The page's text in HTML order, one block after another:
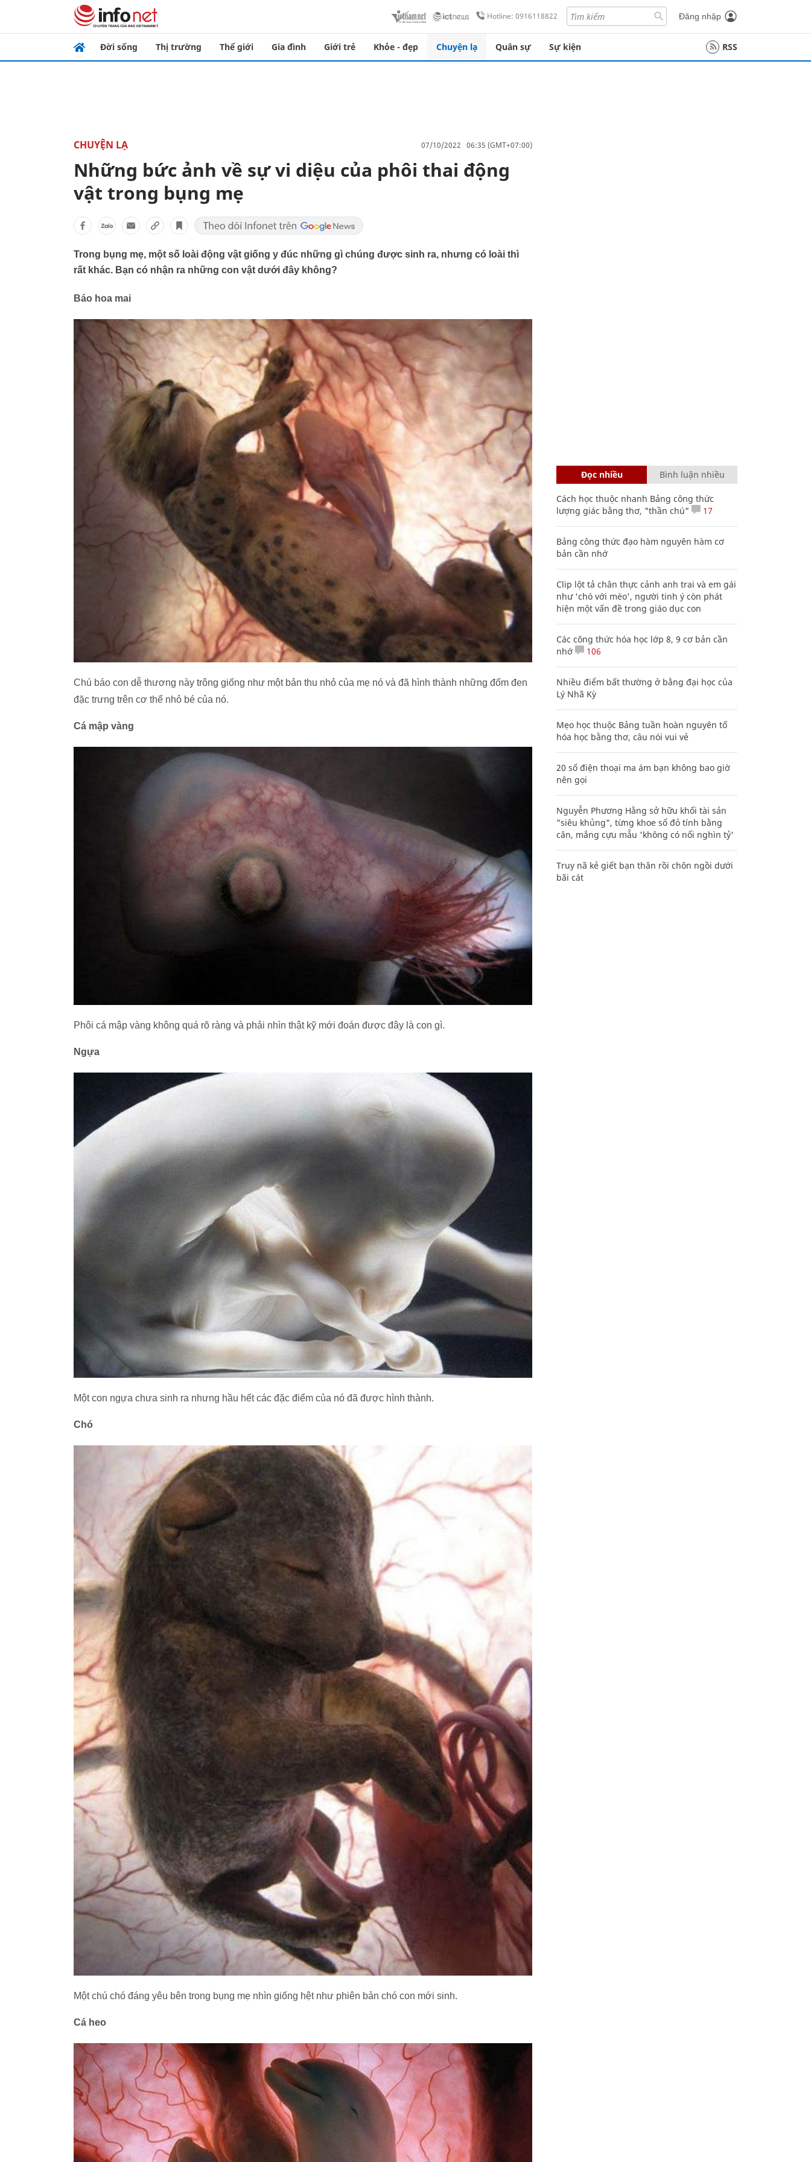
Hotline: 0916118822 Đăng nhập
Đời sống Thị trường Thế giới Gia đình Giới trẻ Khỏe - đẹp Chuyện lạ Quân sự Sự kiện RSS
CHUYỆN LẠ 07/10/2022 06:35 (GMT+07:00)
Những bức ảnh về sự vi diệu của phôi thai động
vật trong bụng mẹ
Trong bụng mẹ, một số loài động vật giống y đúc những gì chúng được sinh ra, nhưng có loài thì
rất khác. Bạn có nhận ra những con vật dưới đây không?
Báo hoa mai
Chú báo con dễ thương này trông giống như một bản thu nhỏ của mẹ nó và đã hình thành những đốm đen
đặc trưng trên cơ thể nhỏ bé của nó.
Cá mập vàng
Phôi cá mập vàng không quá rõ ràng và phải nhìn thật kỹ mới đoán được đây là con gì.
Ngựa
Một con ngựa chưa sinh ra nhưng hầu hết các đặc điểm của nó đã được hình thành.
Chó
Một chú chó đáng yêu bên trong bụng mẹ nhìn giống hệt như phiên bản chó con mới sinh.
Cá heo
Đọc nhiều Bình luận nhiều
Cách học thuộc nhanh Bảng công thức
lượng giác bằng thơ, "thần chú"
17
Bảng công thức đạo hàm nguyên hàm cơ
bản cần nhớ
Clip lột tả chân thực cảnh anh trai và em gái
như 'chó với mèo', người tinh ý còn phát
hiện một vấn đề trong giáo dục con
Các công thức hóa học lớp 8, 9 cơ bản cần
nhớ
106
Nhiều điểm bất thường ở bằng đại học của
Lý Nhã Kỳ
Mẹo học thuộc Bảng tuần hoàn nguyên tố
hóa học bằng thơ, câu nói vui vẻ
20 số điện thoại ma ám bạn không bao giờ
nên gọi
Nguyễn Phương Hằng sở hữu khối tài sản
"siêu khủng", từng khoe sổ đỏ tính bằng
cân, mắng cựu mẫu 'không có nổi nghìn tỷ'
Truy nã kẻ giết bạn thân rồi chôn ngồi dưới
bãi cát